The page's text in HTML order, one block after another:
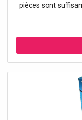
pièces sont
un enfant dès
aux enfants de
compris la
en soi
Dimensions du